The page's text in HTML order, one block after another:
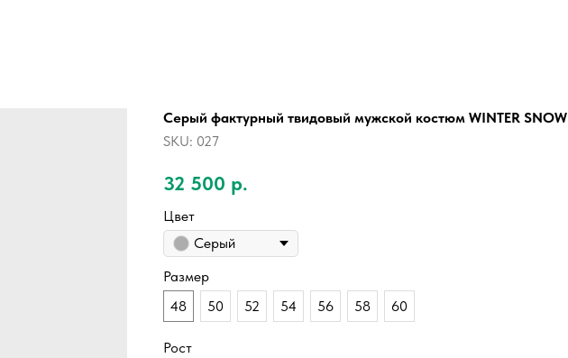
Серый фактурный твидовый мужской костюм WINTER SNOW
SKU: 027
32 500 р.
Цвет
Серый
Размер
48
50 52 54 56 58 60
Рост